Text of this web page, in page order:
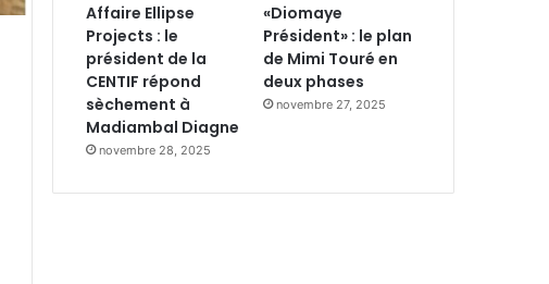
Affaire Ellipse
Projects : le
président de la
CENTIF répond
sèchement à
Madiambal Diagne
novembre 28, 2025
«Diomaye
Président» : le plan
de Mimi Touré en
deux phases
novembre 27, 2025